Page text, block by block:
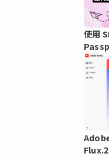
使用